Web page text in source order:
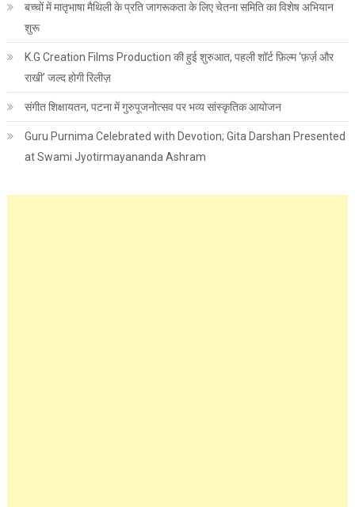
बच्चों में मातृभाषा मैथिली के प्रति जागरूकता के लिए चेतना समिति का विशेष अभियान
शुरू
K.G Creation Films Production की हुई शुरुआत, पहली शॉर्ट फ़िल्म ‘फ़र्ज़ और
राखी’ जल्द होगी रिलीज़
संगीत शिक्षायतन, पटना में गुरुपूजनोत्सव पर भव्य सांस्कृतिक आयोजन
Guru Purnima Celebrated with Devotion; Gita Darshan Presented
at Swami Jyotirmayananda Ashram